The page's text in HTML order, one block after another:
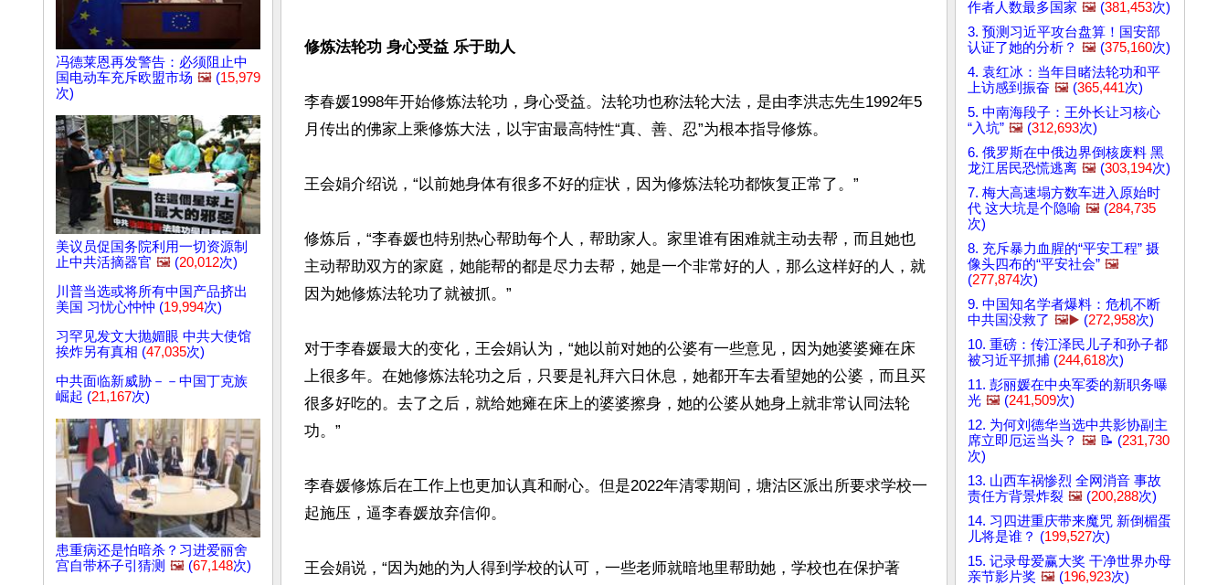
冯德莱恩再发警告：必须阻止中
国电动车充斥欧盟市场 🖼️ (15,979
次)
美议员促国务院利用一切资源制
止中共活摘器官 🖼️ (20,012次)
川普当选或将所有中国产品挤出
美国 习忧心忡忡 (19,994次)
习罕见发文大抛媚眼 中共大使馆
挨炸另有真相 (47,035次)
中共面临新威胁－－中国丁克族
崛起 (21,167次)
患重病还是怕暗杀？习进爱丽舍
宫自带杯子引猜测 🖼️ (67,148次)
修炼法轮功 身心受益 乐于助人
李春媛1998年开始修炼法轮功，身心受益。法轮功也称法轮大法，是由李洪志先生1992年5
月传出的佛家上乘修炼大法，以宇宙最高特性“真、善、忍”为根本指导修炼。
王会娟介绍说，“以前她身体有很多不好的症状，因为修炼法轮功都恢复正常了。”
修炼后，“李春媛也特别热心帮助每个人，帮助家人。家里谁有困难就主动去帮，而且她也
主动帮助双方的家庭，她能帮的都是尽力去帮，她是一个非常好的人，那么这样好的人，就
因为她修炼法轮功了就被抓。”
对于李春媛最大的变化，王会娟认为，“她以前对她的公婆有一些意见，因为她婆婆瘫在床
上很多年。在她修炼法轮功之后，只要是礼拜六日休息，她都开车去看望她的公婆，而且买
很多好吃的。去了之后，就给她瘫在床上的婆婆擦身，她的公婆从她身上就非常认同法轮
功。”
李春媛修炼后在工作上也更加认真和耐心。但是2022年清零期间，塘沽区派出所要求学校一
起施压，逼李春媛放弃信仰。
王会娟说，“因为她的为人得到学校的认可，一些老师就暗地里帮助她，学校也在保护著
作者人数最多国家 🖼️ (381,453次)
3. 预测习近平攻台盘算！国安部
认证了她的分析？ 🖼️ (375,160次)
4. 袁红冰：当年目睹法轮功和平
上访感到振奋 🖼️ (365,441次)
5. 中南海段子：王外长让习核心
“入坑” 🖼️ (312,693次)
6. 俄罗斯在中俄边界倒核废料 黑
龙江居民恐慌逃离 🖼️ (303,194次)
7. 梅大高速塌方数车进入原始时
代 这大坑是个隐喻 🖼️ (284,735
次)
8. 充斥暴力血腥的“平安工程” 摄
像头四布的“平安社会” 🖼️
(277,874次)
9. 中国知名学者爆料：危机不断
中共国没救了 🖼️▶️ (272,958次)
10. 重磅：传江泽民儿子和孙子都
被习近平抓捕 (244,618次)
11. 彭丽媛在中央军委的新职务曝
光 🖼️ (241,509次)
12. 为何刘德华当选中共影协副主
席立即厄运当头？ 🖼️ 📝 (231,730
次)
13. 山西车祸惨烈 全网消音 事故
责任方背景炸裂 🖼️ (200,288次)
14. 习四进重庆带来魔咒 新倒楣蛋
儿将是谁？ (199,527次)
15. 记录母爱赢大奖 干净世界办母
亲节影片奖 🖼️ (196,923次)